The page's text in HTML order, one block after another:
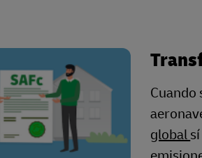
Cuando
global